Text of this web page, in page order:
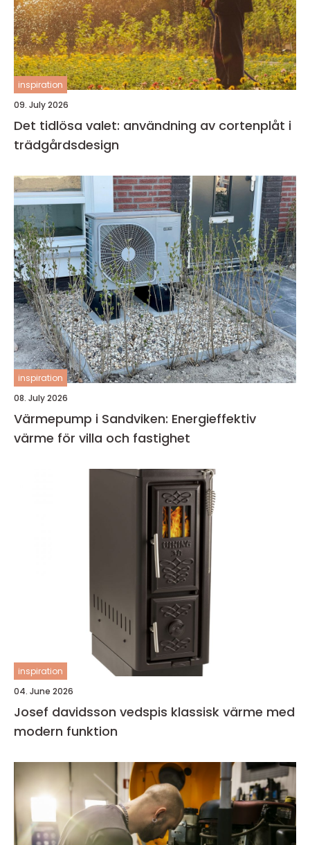
inspiration
09. July 2026
Det tidlösa valet: användning av cortenplåt i
trädgårdsdesign
inspiration
08. July 2026
Värmepump i Sandviken: Energieffektiv
värme för villa och fastighet
inspiration
04. June 2026
Josef davidsson vedspis klassisk värme med
modern funktion